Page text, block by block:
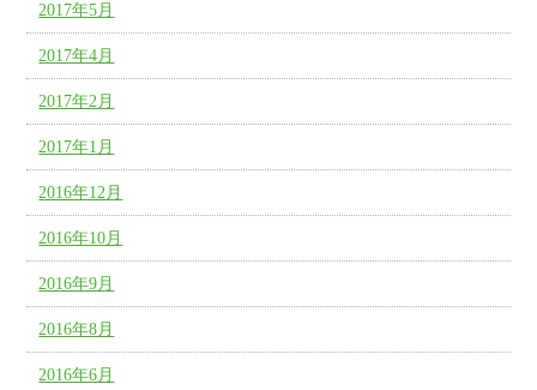
2017年5月
2017年4月
2017年2月
2017年1月
2016年12月
2016年10月
2016年9月
2016年8月
2016年6月